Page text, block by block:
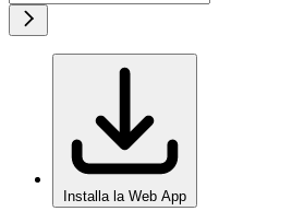
Installa la Web App